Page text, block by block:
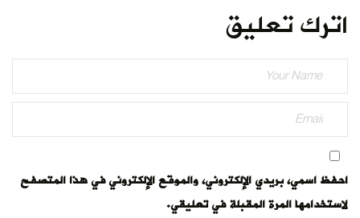
اترك تعليق
احفظ اسمي، بريدي الإلكتروني، والموقع الإلكتروني في هذا المتصفح
لاستخدامها المرة المقبلة في تعليقي.